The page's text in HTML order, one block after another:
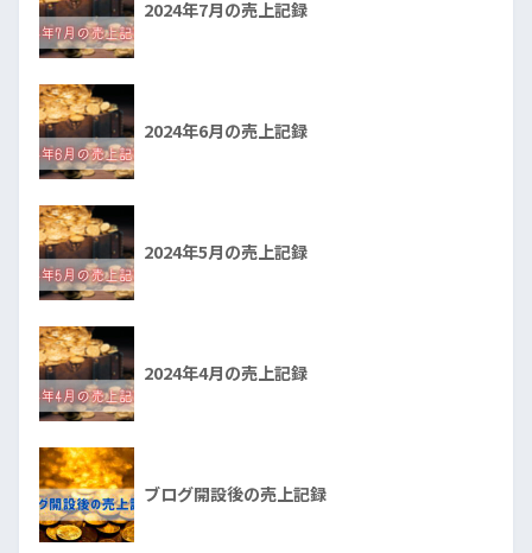
2024年7月の売上記録
2024年6月の売上記録
2024年5月の売上記録
2024年4月の売上記録
ブログ開設後の売上記録